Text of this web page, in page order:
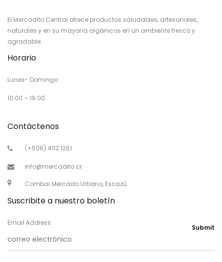
El Mercadito Central ofrece productos saludables, artesanales,
naturales y en su mayoría orgánicos en un ambiente fresco y
agradable.
Horario
Lunes- Domingo
10:00 – 19:00
Contáctenos
(+506) 4112 1261
info@mercadito.cr
Combai Mercado Urbano, Escazú
Suscribite a nuestro boletín
Email Address
Submit